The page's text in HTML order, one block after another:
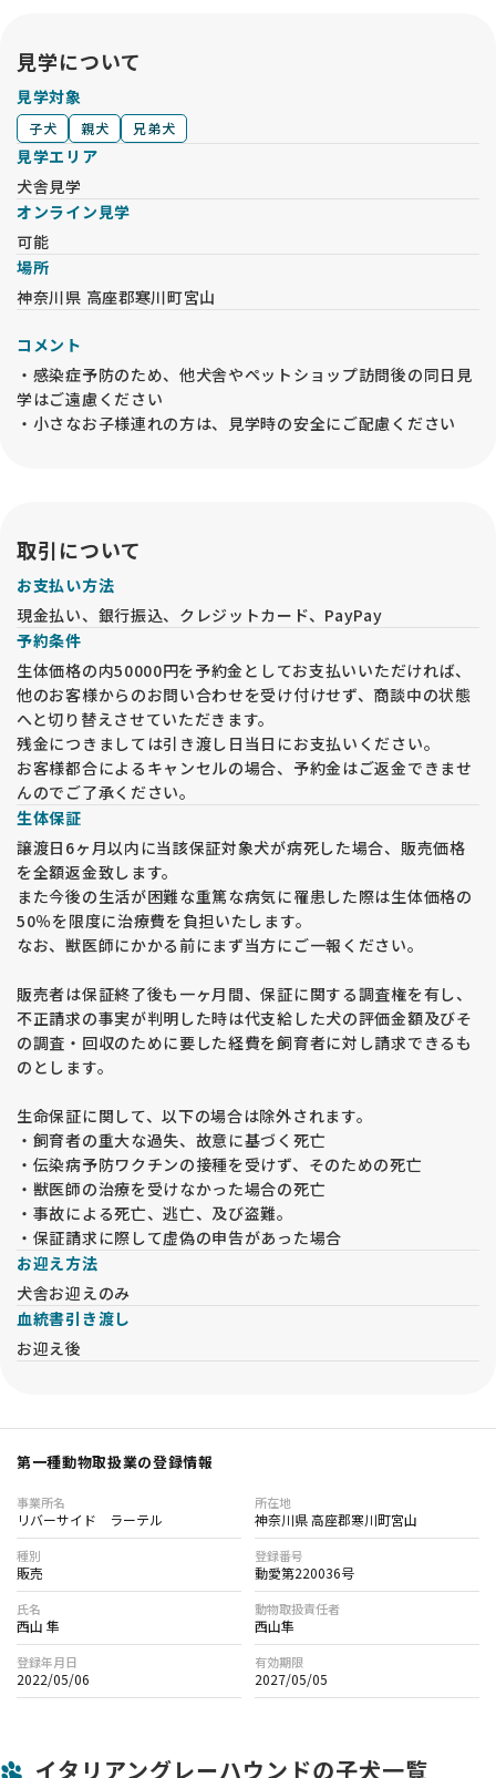
見学について
見学対象
子犬 親犬 兄弟犬
見学エリア
犬舎見学
オンライン見学
可能
場所
神奈川県 高座郡寒川町宮山
コメント
・感染症予防のため、他犬舎やペットショップ訪問後の同日見
学はご遠慮ください
・小さなお子様連れの方は、見学時の安全にご配慮ください
取引について
お支払い方法
現金払い、銀行振込、クレジットカード、PayPay
予約条件
生体価格の内50000円を予約金としてお支払いいただければ、
他のお客様からのお問い合わせを受け付けせず、商談中の状態
へと切り替えさせていただきます。
残金につきましては引き渡し日当日にお支払いください。
お客様都合によるキャンセルの場合、予約金はご返金できませ
んのでご了承ください。
生体保証
譲渡日6ヶ月以内に当該保証対象犬が病死した場合、販売価格
を全額返金致します。
また今後の生活が困難な重篤な病気に罹患した際は生体価格の
50％を限度に治療費を負担いたします。
なお、獣医師にかかる前にまず当方にご一報ください。
販売者は保証終了後も一ヶ月間、保証に関する調査権を有し、
不正請求の事実が判明した時は代支給した犬の評価金額及びそ
の調査・回収のために要した経費を飼育者に対し請求できるも
のとします。
生命保証に関して、以下の場合は除外されます。
・飼育者の重大な過失、故意に基づく死亡
・伝染病予防ワクチンの接種を受けず、そのための死亡
・獣医師の治療を受けなかった場合の死亡
・事故による死亡、逃亡、及び盗難。
・保証請求に際して虚偽の申告があった場合
お迎え方法
犬舎お迎えのみ
血統書引き渡し
お迎え後
第一種動物取扱業の登録情報
事業所名
リバーサイド ラーテル
所在地
神奈川県 高座郡寒川町宮山
種別
販売
登録番号
動愛第220036号
氏名
西山 隼
動物取扱責任者
西山隼
登録年月日
2022/05/06
有効期限
2027/05/05
イタリアングレーハウンドの子犬一覧